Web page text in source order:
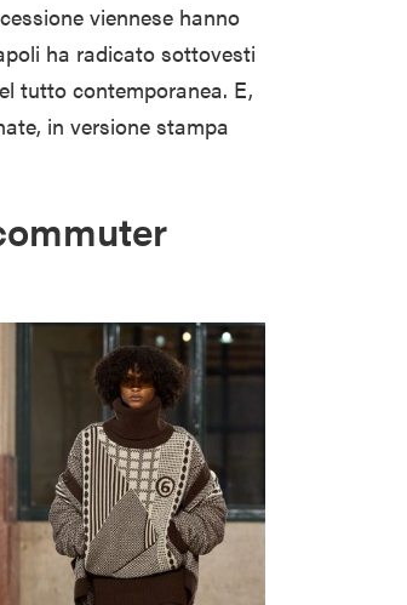
viennese hanno
ha radicato sottovesti
tutto contemporanea. E,
in versione stampa